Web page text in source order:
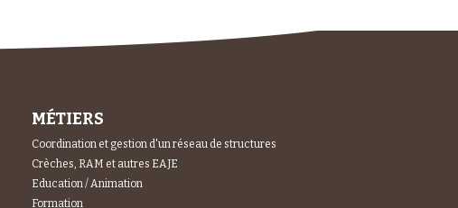
MÉTIERS
Coordination et gestion d'un réseau de structures
Crèches, RAM et autres EAJE
Education / Animation
Formation